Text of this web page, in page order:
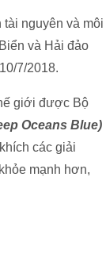
nguyên và môi
và Hải đảo
7/2018.
giới được Bộ
Oceans Blue)
các giải
mạnh hơn,